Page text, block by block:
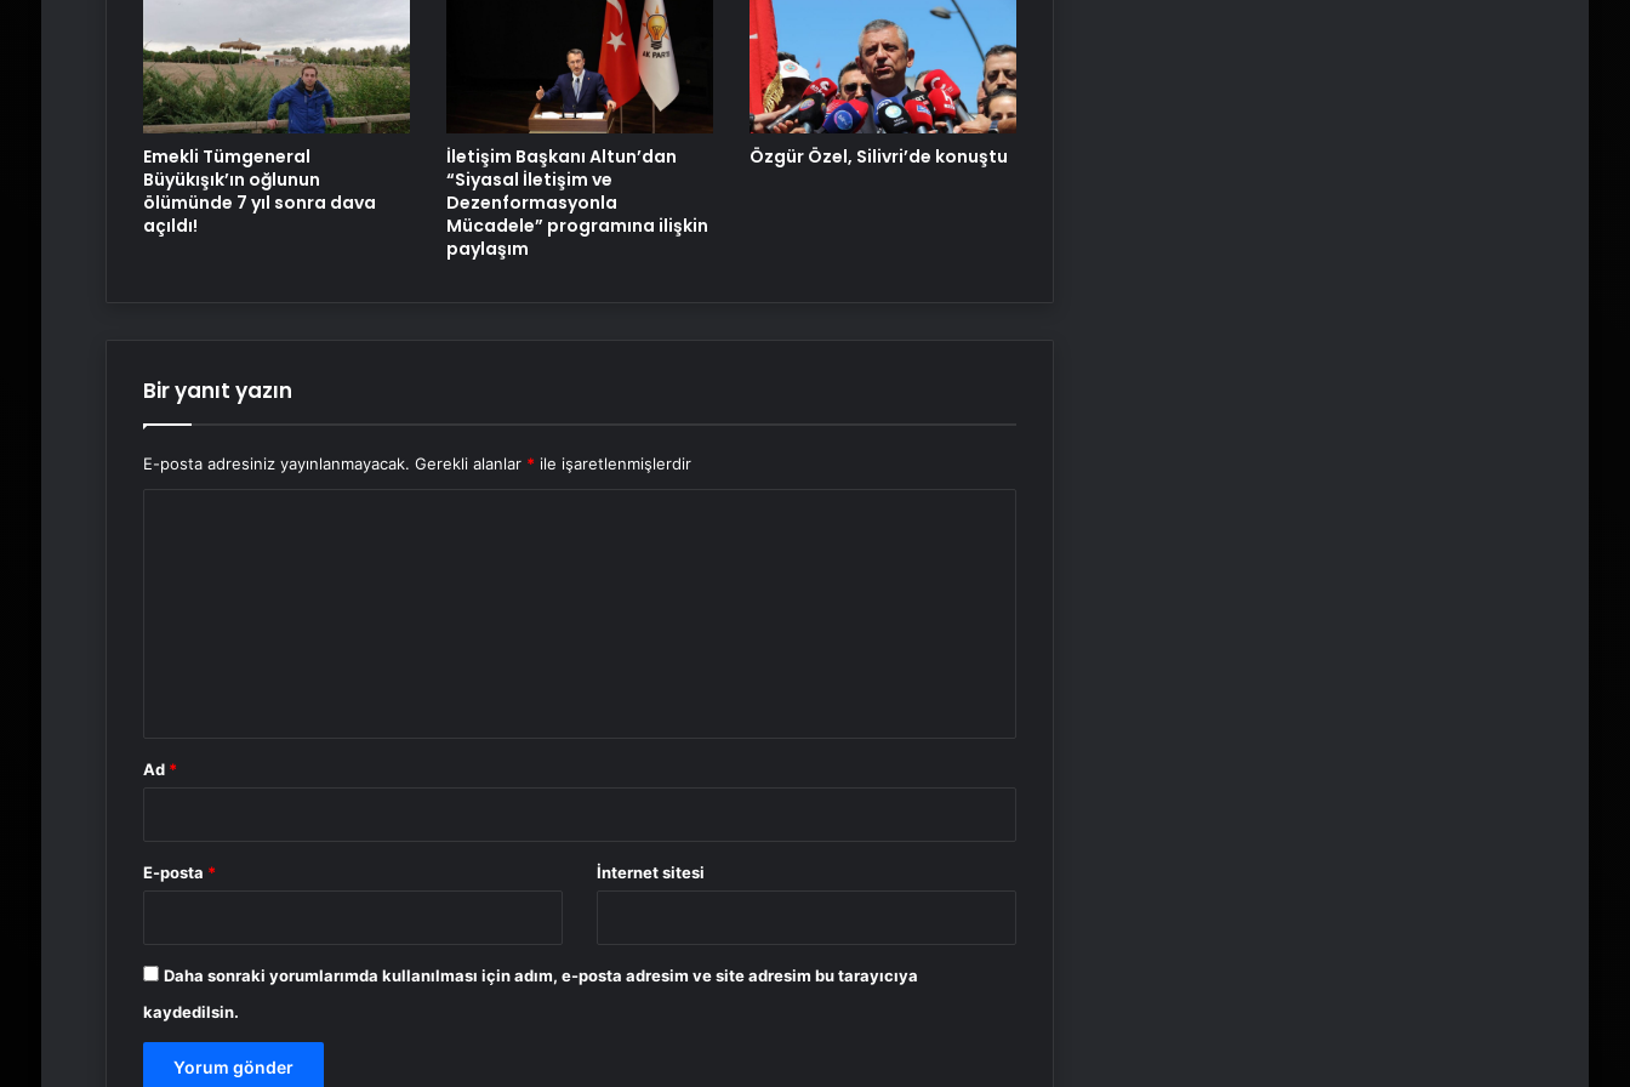
Hurda Fiyatları Güncel Olarak
Nereden Takip Edilir?
Datahost İle Güvenilir Sunucu
Hizmetleri
Emekli Tümgeneral
Büyükışık’ın oğlunun
ölümünde 7 yıl sonra dava
açıldı!
İletişim Başkanı Altun’dan
“Siyasal İletişim ve
Dezenformasyonla
Mücadele” programına ilişkin
paylaşım
Özgür Özel, Silivri’de konuştu
Bir yanıt yazın
E-posta adresiniz yayınlanmayacak. Gerekli alanlar * ile işaretlenmişlerdir
Ad *
E-posta * İnternet sitesi
Daha sonraki yorumlarımda kullanılması için adım, e-posta adresim ve site adresim bu tarayıcıya
kaydedilsin.